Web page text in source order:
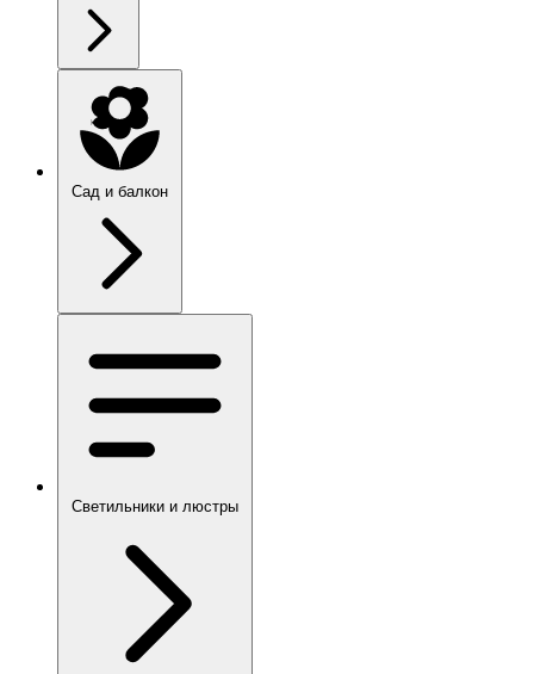
Сад и балкон
Светильники и люстры